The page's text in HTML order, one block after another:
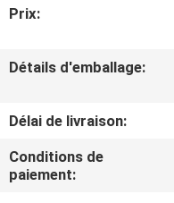
CONTRÔLE
QUALITÉ
NOUS
Prix:
Détails d'emballage:
Délai de livraison:
Conditions de
paiement: